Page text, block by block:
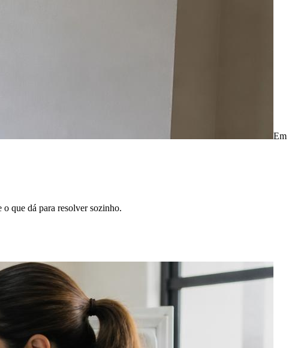
Em
que dá para resolver sozinho.